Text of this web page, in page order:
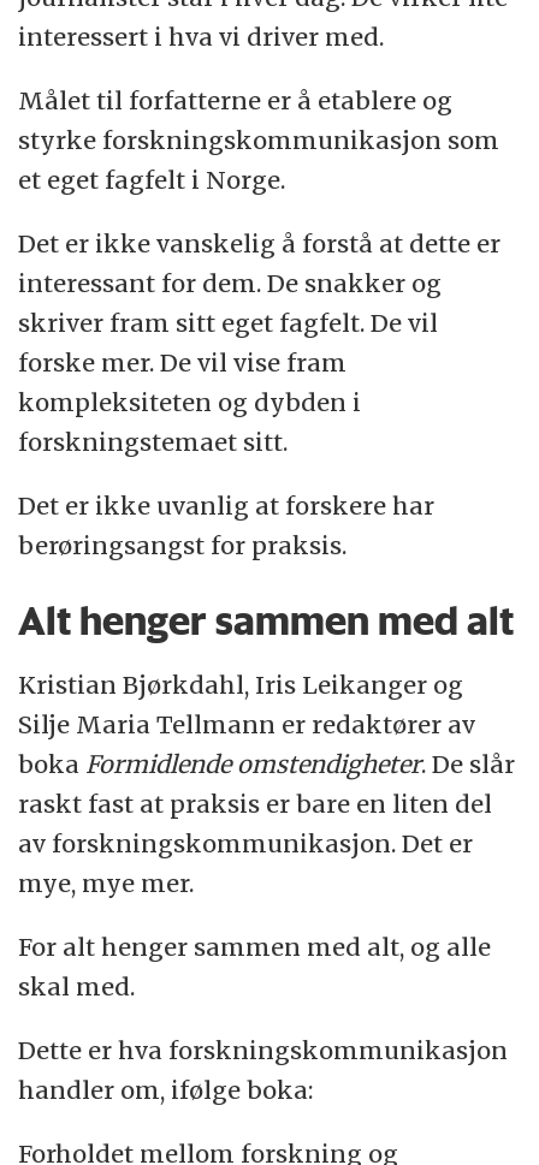
interessert i hva vi driver med.
Målet til forfatterne er å etablere og
styrke forskningskommunikasjon som
et eget fagfelt i Norge.
Det er ikke vanskelig å forstå at dette er
interessant for dem. De snakker og
skriver fram sitt eget fagfelt. De vil
forske mer. De vil vise fram
kompleksiteten og dybden i
forskningstemaet sitt.
Det er ikke uvanlig at forskere har
berøringsangst for praksis.
Alt henger sammen med alt
Kristian Bjørkdahl, Iris Leikanger og
Silje Maria Tellmann er redaktører av
boka Formidlende omstendigheter. De slår
raskt fast at praksis er bare en liten del
av forskningskommunikasjon. Det er
mye, mye mer.
For alt henger sammen med alt, og alle
skal med.
Dette er hva forskningskommunikasjon
handler om, ifølge boka:
Forholdet mellom forskning og